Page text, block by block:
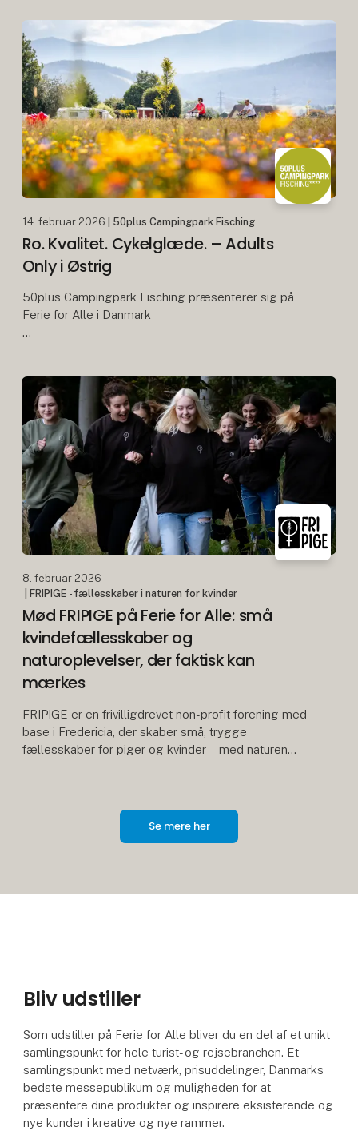
14. februar 2026 | 50plus Campingpark Fisching
Ro. Kvalitet. Cykelglæde. – Adults
Only i Østrig
50plus Campingpark Fisching præsenterer sig på
Ferie for Alle i Danmark
publikum på Skandinavi
8. februar 2026
| FRIPIGE - fællesskaber i naturen for kvinder
Mød FRIPIGE på Ferie for Alle: små
kvindefællesskaber og
naturoplevelser, der faktisk kan
mærkes
FRIPIGE er en frivilligdrevet non-profit forening med
base i Fredericia, der skaber små, trygge
fællesskaber for piger og kvinder – med naturen
Se mere her
Bliv udstiller
Som udstiller på Ferie for Alle bliver du en del af et unikt
samlingspunkt for hele turist- og rejsebranchen. Et
samlingspunkt med netværk, prisuddelinger, Danmarks
bedste messepublikum og muligheden for at
præsentere dine produkter og inspirere eksisterende og
nye kunder i kreative og nye rammer.